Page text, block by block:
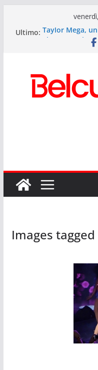
Ultimo: Taylor Mega,
Elettra
Anitta: il Lato
Sexy Giorgia il
Rihanna ed il
Images